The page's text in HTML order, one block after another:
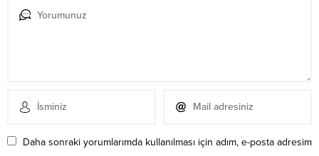
Daha sonraki yorumlarımda kullanılması için adım, e-posta adresim